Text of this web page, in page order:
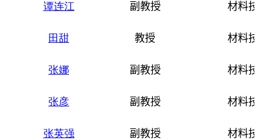
谭连江 副教授 材料技术
田甜 教授 材料技术
张娜 副教授 材料技术
张彦 副教授 材料技术
张英强 副教授 材料技术